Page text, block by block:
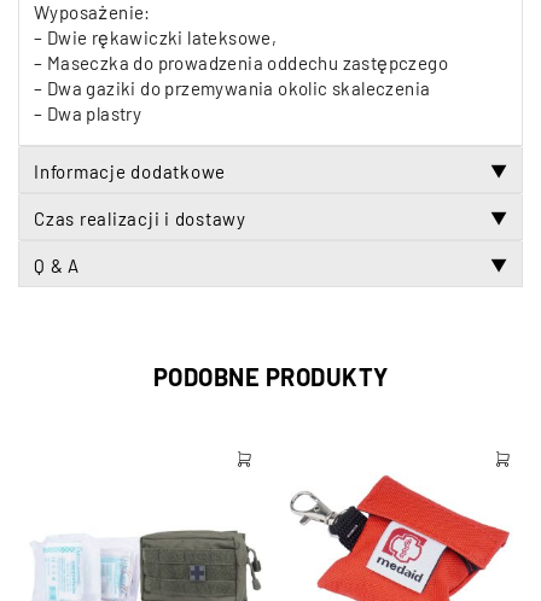
Wyposażenie:
– Dwie rękawiczki lateksowe,
– Maseczka do prowadzenia oddechu zastępczego
– Dwa gaziki do przemywania okolic skaleczenia
– Dwa plastry
Informacje dodatkowe ▼
Czas realizacji i dostawy ▼
Q & A ▼
PODOBNE PRODUKTY